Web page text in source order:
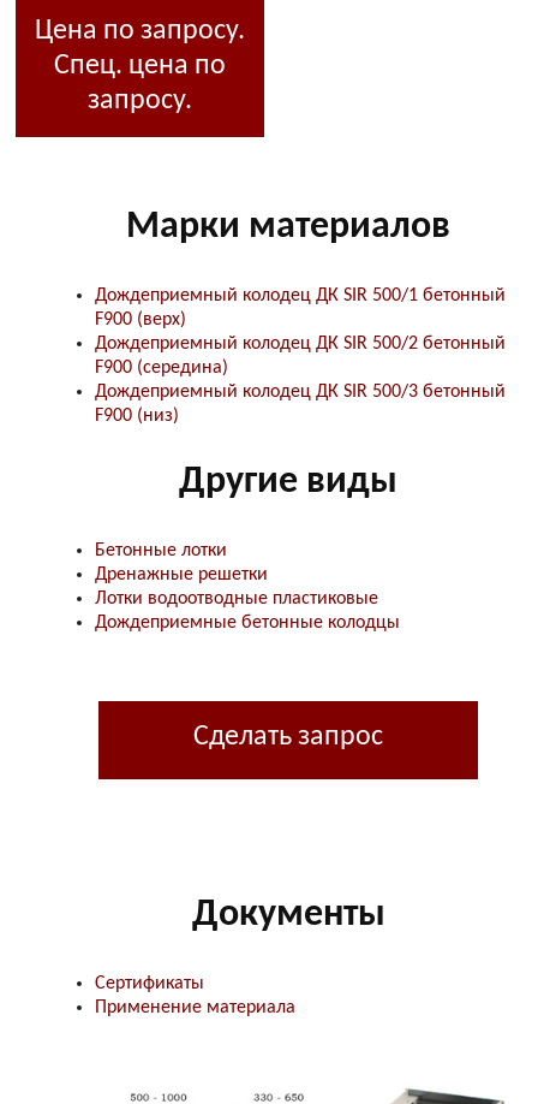
Цена по запросу.
Спец. цена по
запросу.
Марки материалов
Дождеприемный колодец ДК SIR 500/1 бетонный
F900 (верх)
Дождеприемный колодец ДК SIR 500/2 бетонный
F900 (середина)
Дождеприемный колодец ДК SIR 500/3 бетонный
F900 (низ)
Другие виды
Бетонные лотки
Дренажные решетки
Лотки водоотводные пластиковые
Дождеприемные бетонные колодцы
Сделать запрос
Документы
Сертификаты
Применение материала